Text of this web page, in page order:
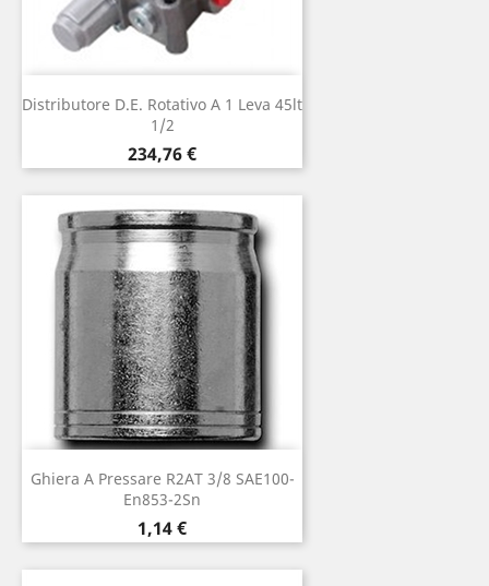
Distributore D.E. Rotativo A 1 Leva 45lt
1/2
Prezzo
234,76 €
Ghiera A Pressare R2AT 3/8 SAE100-
En853-2Sn
Prezzo
1,14 €